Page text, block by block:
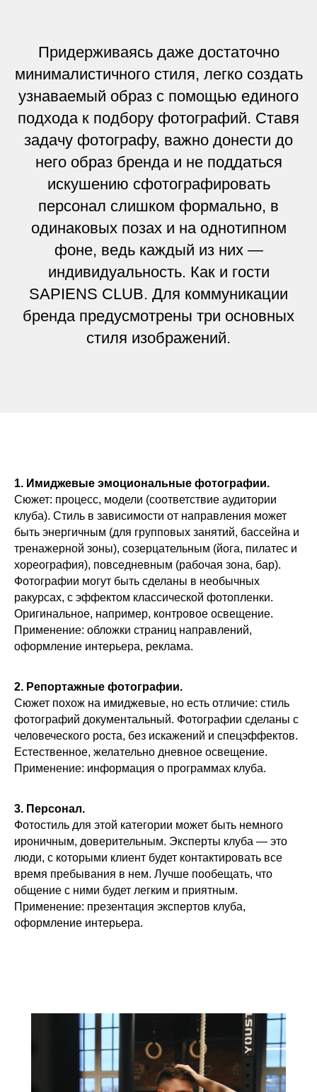
Придерживаясь даже достаточно
минималистичного стиля, легко создать
узнаваемый образ с помощью единого
подхода к подбору фотографий. Ставя
задачу фотографу, важно донести до
него образ бренда и не поддаться
искушению сфотографировать
персонал слишком формально, в
одинаковых позах и на однотипном
фоне, ведь каждый из них —
индивидуальность. Как и гости
SAPIENS CLUB. Для коммуникации
бренда предусмотрены три основных
стиля изображений.
1. Имиджевые эмоциональные фотографии.
Сюжет: процесс, модели (соответствие аудитории
клуба). Стиль в зависимости от направления может
быть энергичным (для групповых занятий, бассейна и
тренажерной зоны), созерцательным (йога, пилатес и
хореография), повседневным (рабочая зона, бар).
Фотографии могут быть сделаны в необычных
ракурсах, с эффектом классической фотопленки.
Оригинальное, например, контровое освещение.
Применение: обложки страниц направлений,
оформление интерьера, реклама.
2. Репортажные фотографии.
Сюжет похож на имиджевые, но есть отличие: стиль
фотографий документальный. Фотографии сделаны с
человеческого роста, без искажений и спецэффектов.
Естественное, желательно дневное освещение.
Применение: информация о программах клуба.
3. Персонал.
Фотостиль для этой категории может быть немного
ироничным, доверительным. Эксперты клуба — это
люди, с которыми клиент будет контактировать все
время пребывания в нем. Лучше пообещать, что
общение с ними будет легким и приятным.
Применение: презентация экспертов клуба,
оформление интерьера.